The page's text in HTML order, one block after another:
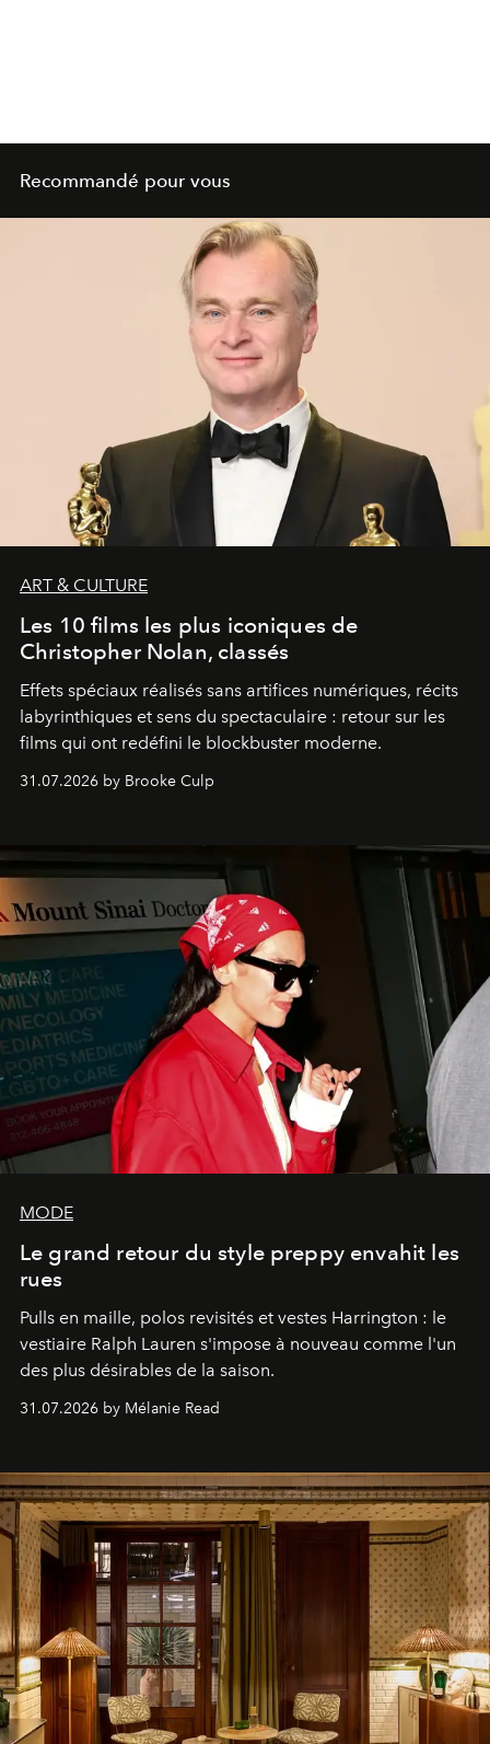
Recommandé pour vous
ART & CULTURE
Les 10 films les plus iconiques de
Christopher Nolan, classés
Effets spéciaux réalisés sans artifices numériques, récits
labyrinthiques et sens du spectaculaire : retour sur les
films qui ont redéfini le blockbuster moderne.
31.07.2026 by Brooke Culp
MODE
Le grand retour du style preppy envahit les
rues
Pulls en maille, polos revisités et vestes Harrington : le
vestiaire Ralph Lauren s'impose à nouveau comme l'un
des plus désirables de la saison.
31.07.2026 by Mélanie Read